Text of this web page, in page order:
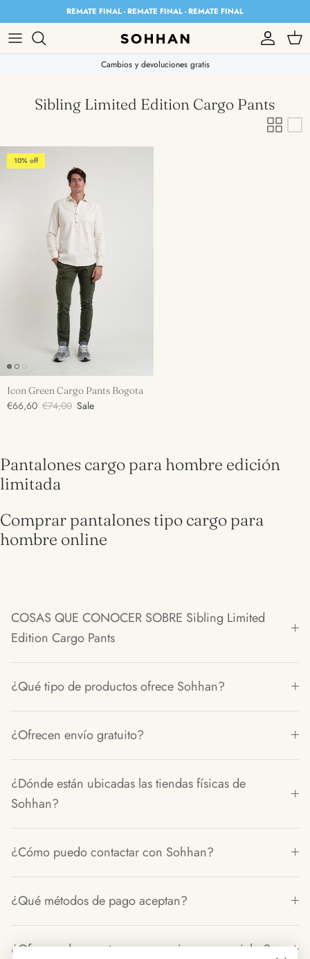
REMATE FINAL - REMATE FINAL - REMATE FINAL
Account
Cart
Cambios y devoluciones gratis
Sibling Limited Edition Cargo Pants
10% off
Icon Green Cargo Pants Bogota
€66,60 €74,00 Sale
Pantalones cargo para hombre edición
limitada
Comprar pantalones tipo cargo para
hombre online
COSAS QUE CONOCER SOBRE Sibling Limited
Edition Cargo Pants
¿Qué tipo de productos ofrece Sohhan?
¿Ofrecen envío gratuito?
¿Dónde están ubicadas las tiendas físicas de
Sohhan?
¿Cómo puedo contactar con Sohhan?
¿Qué métodos de pago aceptan?
¿Ofrecen descuentos o promociones especiales?